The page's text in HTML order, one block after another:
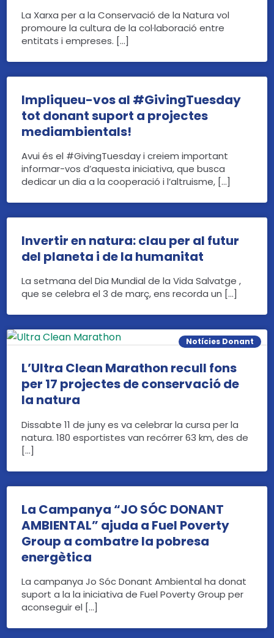
La Xarxa per a la Conservació de la Natura vol
promoure la cultura de la col·laboració entre
entitats i empreses. […]
Impliqueu-vos al #GivingTuesday
tot donant suport a projectes
mediambientals!
Avui és el #GivingTuesday i creiem important
informar-vos d’aquesta iniciativa, que busca
dedicar un dia a la cooperació i l’altruisme, […]
Invertir en natura: clau per al futur
del planeta i de la humanitat
La setmana del Dia Mundial de la Vida Salvatge ,
que se celebra el 3 de març, ens recorda un […]
L’Ultra Clean Marathon recull fons
per 17 projectes de conservació de
la natura
Notícies Donant
Dissabte 11 de juny es va celebrar la cursa per la
natura. 180 esportistes van recórrer 63 km, des de
[…]
La Campanya “JO SÓC DONANT
AMBIENTAL” ajuda a Fuel Poverty
Group a combatre la pobresa
energètica
La campanya Jo Sóc Donant Ambiental ha donat
suport a la la iniciativa de Fuel Poverty Group per
aconseguir el […]